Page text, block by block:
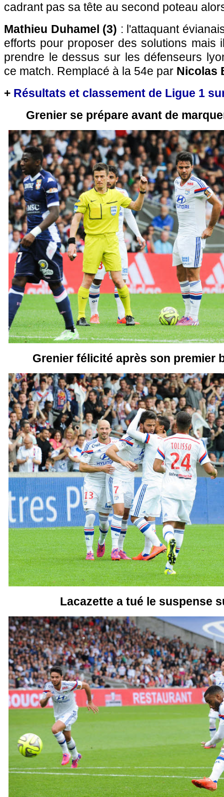
cadrant pas sa tête au second poteau
Mathieu Duhamel (3) : l'attaquant
efforts pour proposer des solutions mais
prendre le dessus sur les défenseurs
ce match. Remplacé à la 54e par Nicolas
+ Résultats et classement de Ligue 1
Grenier se prépare avant de
Grenier félicité après son premier
Lacazette a tué le suspense